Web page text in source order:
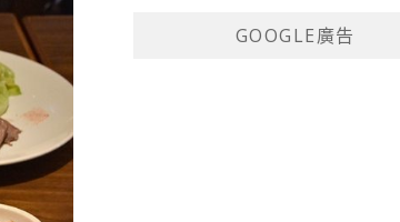
GOOGLE廣告